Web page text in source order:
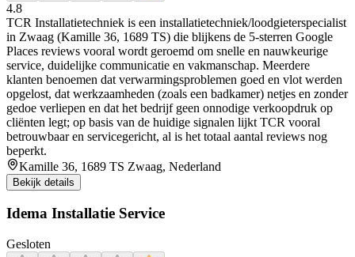
4.8
TCR Installatietechniek is een installatietechniek/loodgieterspecialist
in Zwaag (Kamille 36, 1689 TS) die blijkens de 5-sterren Google
Places reviews vooral wordt geroemd om snelle en nauwkeurige
service, duidelijke communicatie en vakmanschap. Meerdere
klanten benoemen dat verwarmingsproblemen goed en vlot werden
opgelost, dat werkzaamheden (zoals een badkamer) netjes en zonder
gedoe verliepen en dat het bedrijf geen onnodige verkoopdruk op
cliënten legt; op basis van de huidige signalen lijkt TCR vooral
betrouwbaar en servicegericht, al is het totaal aantal reviews nog
beperkt.
Kamille 36, 1689 TS Zwaag, Nederland
Bekijk details
Idema Installatie Service
Gesloten